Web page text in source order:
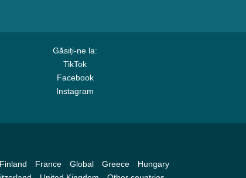
Găsiți-ne la:
TikTok
Facebook
Instagram
Finland France Global Greece
Hungary